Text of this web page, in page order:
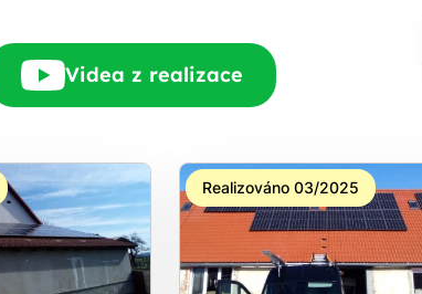
vědět - a
nestojí.Videa z realizace
Realizováno 03/2025